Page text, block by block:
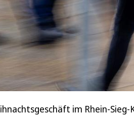
im Rhein-